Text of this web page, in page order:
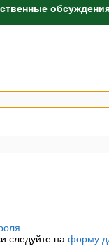
следуйте на форму